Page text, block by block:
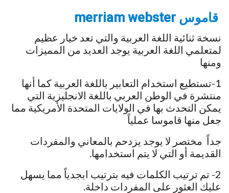
قاموس merriam webster
نسخة ثنائية اللغة العربية والتي تعد خيار عظيم
لمتعلمي اللغة العربية يوجد العديد من المميزات
ومنها
1-تستطيع استخدام التعابير باللغة العربية كما أنها
منتشرة في الوطن العربي باللغة الانجليزية التي
يمكن التحدث بها في الولايات المتحدة الأمريكية مما
جعل منها قاموسا عملياً
جداً مختصر لا يوجد يزدحم بالمعاني والمفردات
القديمة أو التي لا يتم استخدامها.
2- تم ترتيب الكلمات فيه بترتيب ابجدياً مما يسهل
عليك العثور على المفردات داخلة.